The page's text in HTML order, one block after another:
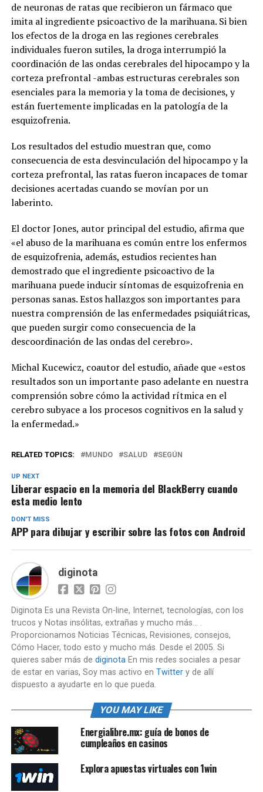
de neuronas de ratas que recibieron un fármaco que
imita al ingrediente psicoactivo de la marihuana. Si bien
los efectos de la droga en las regiones cerebrales
individuales fueron sutiles, la droga interrumpió la
coordinación de las ondas cerebrales del hipocampo y la
corteza prefrontal -ambas estructuras cerebrales son
esenciales para la memoria y la toma de decisiones, y
están fuertemente implicadas en la patología de la
esquizofrenia.
Los resultados del estudio muestran que, como
consecuencia de esta desvinculación del hipocampo y la
corteza prefrontal, las ratas fueron incapaces de tomar
decisiones acertadas cuando se movían por un
laberinto.
El doctor Jones, autor principal del estudio, afirma que
«el abuso de la marihuana es común entre los enfermos
de esquizofrenia, además, estudios recientes han
demostrado que el ingrediente psicoactivo de la
marihuana puede inducir síntomas de esquizofrenia en
personas sanas. Estos hallazgos son importantes para
nuestra comprensión de las enfermedades psiquiátricas,
que pueden surgir como consecuencia de la
descoordinación de las ondas del cerebro».
Michal Kucewicz, coautor del estudio, añade que «estos
resultados son un importante paso adelante en nuestra
comprensión sobre cómo la actividad rítmica en el
cerebro subyace a los procesos cognitivos en la salud y
la enfermedad.»
RELATED TOPICS: MUNDO SALUD SEGÚN
UP NEXT
Liberar espacio en la memoria del BlackBerry cuando
esta medio lento
DON'T MISS
APP para dibujar y escribir sobre las fotos con Android
diginota
Diginota Es una Revista On-line, Internet, tecnologías, con los
trucos y Notas insólitas, extrañas y mucho más... .
Proporcionamos Noticias Técnicas, Revisiones, consejos,
Cómo Hacer, todo esto y mucho más. Desde el 2005. Si
quieres saber más de diginotaEn mis redes sociales a pesar
de estar en varias, Soy mas activo en Twittery de allí
dispuesto a ayudarte en lo que pueda.
YOU MAY LIKE
Energialibre.mx: guía de bonos de
cumpleaños en casinos
Explora apuestas virtuales con 1win